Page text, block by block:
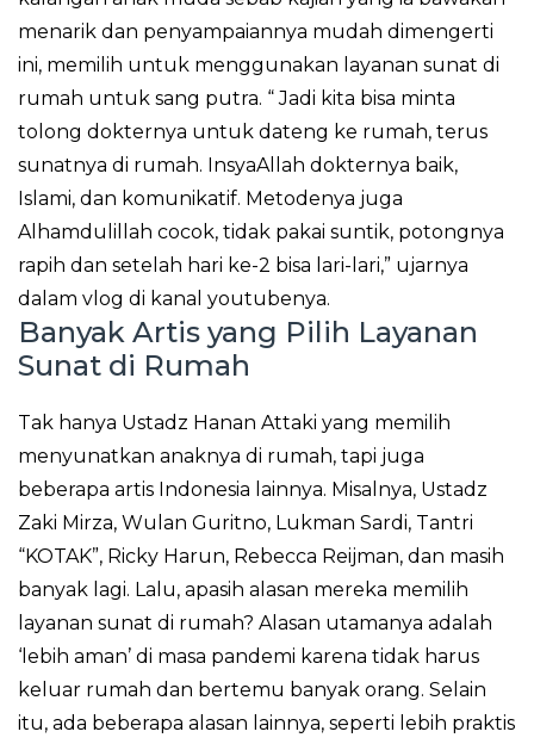
menarik dan penyampaiannya mudah dimengerti
ini, memilih untuk menggunakan layanan sunat di
rumah untuk sang putra. “ Jadi kita bisa minta
tolong dokternya untuk dateng ke rumah, terus
sunatnya di rumah. InsyaAllah dokternya baik,
Islami, dan komunikatif. Metodenya juga
Alhamdulillah cocok, tidak pakai suntik, potongnya
rapih dan setelah hari ke-2 bisa lari-lari,” ujarnya
dalam vlog di kanal youtubenya.
Banyak Artis yang Pilih Layanan
Sunat di Rumah
Tak hanya Ustadz Hanan Attaki yang memilih
menyunatkan anaknya di rumah, tapi juga
beberapa artis Indonesia lainnya. Misalnya, Ustadz
Zaki Mirza, Wulan Guritno, Lukman Sardi, Tantri
“KOTAK”, Ricky Harun, Rebecca Reijman, dan masih
banyak lagi. Lalu, apasih alasan mereka memilih
layanan sunat di rumah? Alasan utamanya adalah
‘lebih aman’ di masa pandemi karena tidak harus
keluar rumah dan bertemu banyak orang. Selain
itu, ada beberapa alasan lainnya, seperti lebih praktis